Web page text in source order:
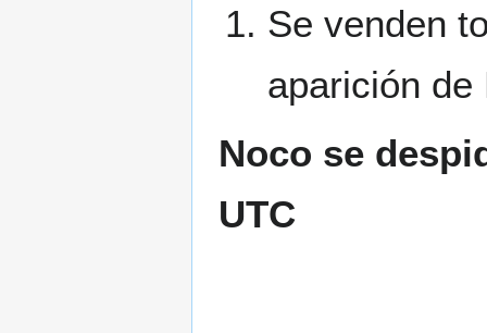
Se venden
aparición de
Noco se
UTC